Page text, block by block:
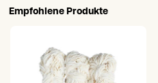
Empfohlene Produkte